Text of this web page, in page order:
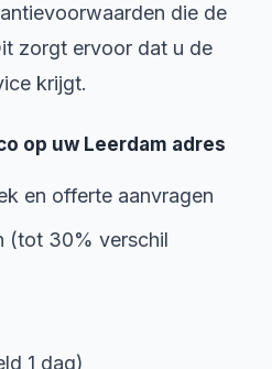
die de
zorgt ervoor dat u de
krijgt.
op uw Leerdam adres
en offerte aanvragen
(tot 30% verschil
1 dag)